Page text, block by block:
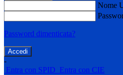
Nome
Password dimenticata?
-
Entra con SPID Entra con CIE